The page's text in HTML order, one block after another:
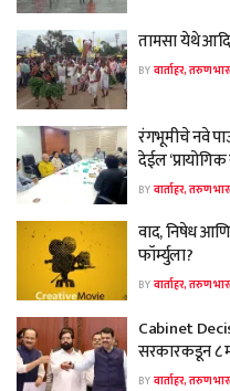
तामसा येथे
BYवार्ताहर, तरुण
रंगभूमीचे नवे
देईल
BYवार्ताहर, तरुण
वाद, निषेध आणि
फॉर्म्युला?
BYवार्ताहर, तरुण
Cabinet
सरकारकडून ८
BYवार्ताहर, तरुण